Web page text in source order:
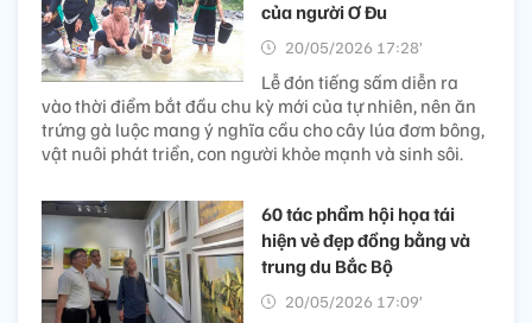
của người Ơ Đu
20/05/2026 17:28’
Lễ đón tiếng sấm diễn ra
vào thời điểm bắt đầu chu kỳ mới của tự nhiên, nên ăn
trứng gà luộc mang ý nghĩa cầu cho cây lúa đơm bông,
vật nuôi phát triển, con người khỏe mạnh và sinh sôi.
60 tác phẩm hội họa tái
hiện vẻ đẹp đồng bằng và
trung du Bắc Bộ
20/05/2026 17:09’